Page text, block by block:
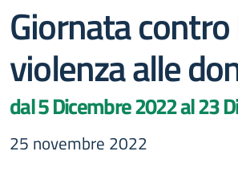
Giornata contro
violenza alle
dal 5 Dicembre 2022 al 23
25 novembre 2022